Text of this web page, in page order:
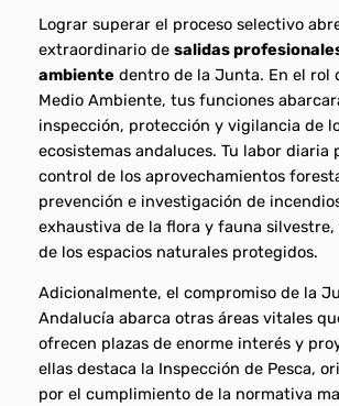
Lograr superar el proceso selectivo
extraordinario de salidas
ambiente dentro de la Junta. En el rol
Medio Ambiente, tus funciones
inspección, protección y vigilancia de
ecosistemas andaluces. Tu labor diaria
control de los aprovechamientos
prevención e investigación de
exhaustiva de la flora y fauna
de los espacios naturales protegidos.
Adicionalmente, el compromiso de la
Andalucía abarca otras áreas vitales
ofrecen plazas de enorme interés y
ellas destaca la Inspección de Pesca,
por el cumplimiento de la normativa